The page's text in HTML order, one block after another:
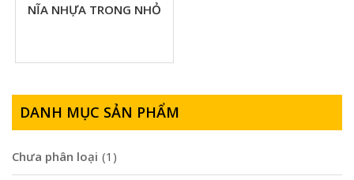
NĨA NHỰA TRONG NHỎ
DANH MỤC SẢN PHẨM
Chưa phân loại (1)